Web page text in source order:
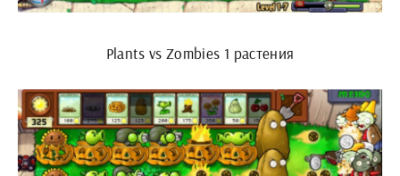
Plants vs Zombies 1 растения